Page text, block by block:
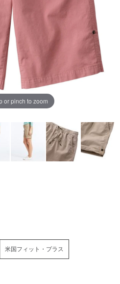
or pinch to zoom
bottoms/short-
米国フィット・プラス